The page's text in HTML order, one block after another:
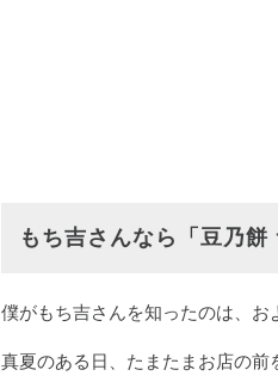
もち吉さんなら「豆乃
僕がもち吉さんを知ったのは、お
真夏のある日、たまたまお店の